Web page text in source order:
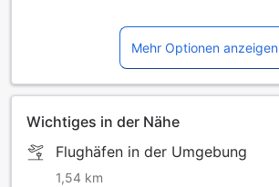
Mehr Optionen anzeigen
Wichtiges in der Nähe
Flughäfen in der Umgebung
1,54 km